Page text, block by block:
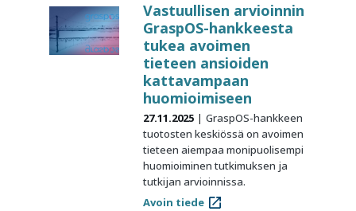
Vastuullisen arvioinnin
GraspOS-hankkeesta
tukea avoimen
tieteen ansioiden
kattavampaan
huomioimiseen
27.11.2025
GraspOS-hankkeen
tuotosten keskiössä on avoimen
tieteen aiempaa monipuolisempi
huomioiminen tutkimuksen ja
tutkijan arvioinnissa.
Avoin tiede